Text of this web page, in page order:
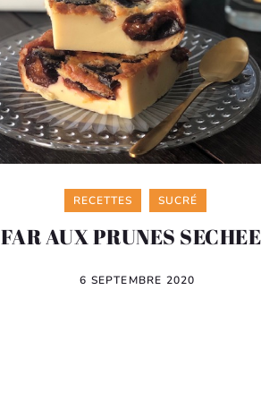
Categories
RECETTES SUCRÉ
FAR AUX PRUNES
6 SEPTEMBRE 2020